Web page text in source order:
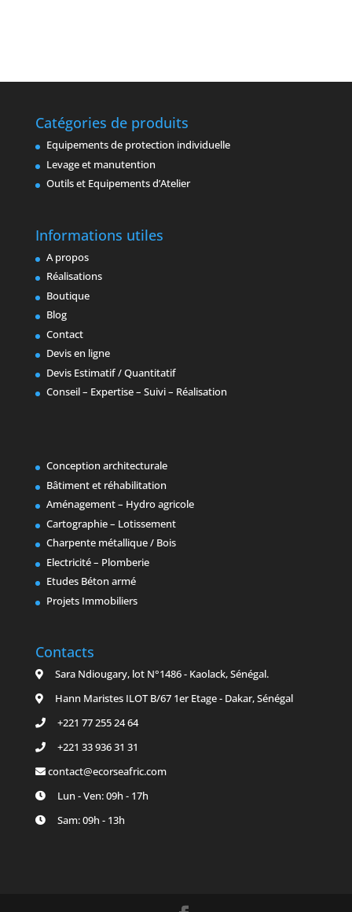
Catégories de produits
Equipements de protection individuelle
Levage et manutention
Outils et Equipements d’Atelier
Informations utiles
A propos
Réalisations
Boutique
Blog
Contact
Devis en ligne
Devis Estimatif / Quantitatif
Conseil – Expertise – Suivi – Réalisation
Conception architecturale
Bâtiment et réhabilitation
Aménagement – Hydro agricole
Cartographie – Lotissement
Charpente métallique / Bois
Electricité – Plomberie
Etudes Béton armé
Projets Immobiliers
Contacts
Sara Ndiougary, lot N°1486 - Kaolack, Sénégal.
Hann Maristes ILOT B/67 1er Etage - Dakar, Sénégal
+221 77 255 24 64
+221 33 936 31 31
contact@ecorseafric.com
Lun - Ven: 09h - 17h
Sam: 09h - 13h